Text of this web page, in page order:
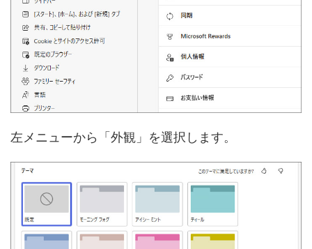
左メニューから「外観」を選択します。